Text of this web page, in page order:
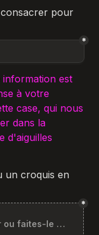
pour
*
information est
à votre
case, qui nous
dans la
d'aiguilles
un croquis en
faites-le glisser ici
*